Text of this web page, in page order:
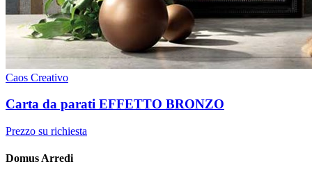
Caos Creativo
Carta da parati EFFETTO BRONZO
Prezzo su richiesta
Domus Arredi